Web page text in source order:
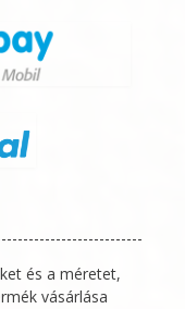
és a méretet,
vásárlása